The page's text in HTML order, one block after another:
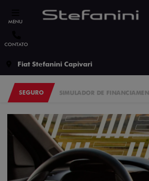
MENU
CONTATO
Fiat Stefanini Capivari
SIMULADOR DE
SEGURO